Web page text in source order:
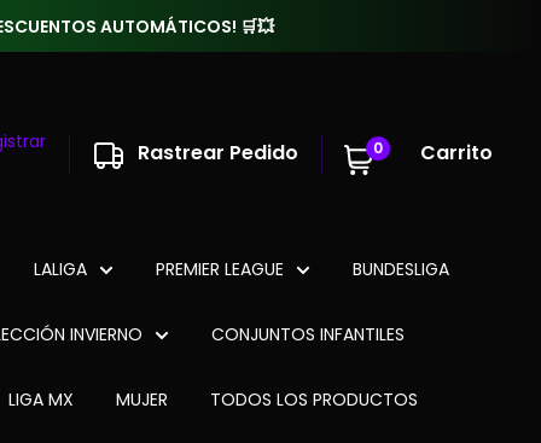
AUTOMÁTICOS! 🛒💥
Rastrear Pedido 0 Carrito
LALIGA PREMIER LEAGUE BUNDESLIGA
INVIERNO CONJUNTOS INFANTILES
LIGA MX MUJER TODOS LOS PRODUCTOS